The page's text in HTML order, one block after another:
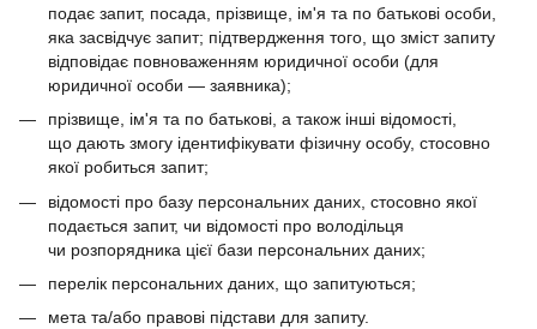
подає запит, посада, прізвище, ім'я та по батькові особи,
яка засвідчує запит; підтвердження того, що зміст запиту
відповідає повноваженням юридичної особи (для
юридичної особи — заявника);
прізвище, ім'я та по батькові, а також інші відомості,
що дають змогу ідентифікувати фізичну особу, стосовно
якої робиться запит;
відомості про базу персональних даних, стосовно якої
подається запит, чи відомості про володільця
чи розпорядника цієї бази персональних даних;
перелік персональних даних, що запитуються;
мета та/або правові підстави для запиту.